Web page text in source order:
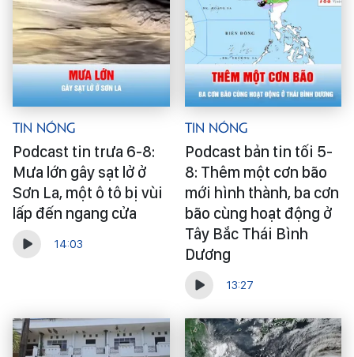
Tin Nóng
Podcast tin trưa 6-8:
Mưa lớn gây sạt lở ở
Sơn La, một ô tô bị vùi
lấp đến ngang cửa
14:03
Tin Nóng
Podcast bản tin tối 5-
8: Thêm một cơn bão
mới hình thành, ba cơn
bão cùng hoạt động ở
Tây Bắc Thái Bình
Dương
13:27